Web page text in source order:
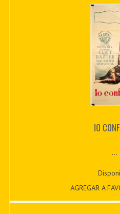
IO
...
AGREGAR A